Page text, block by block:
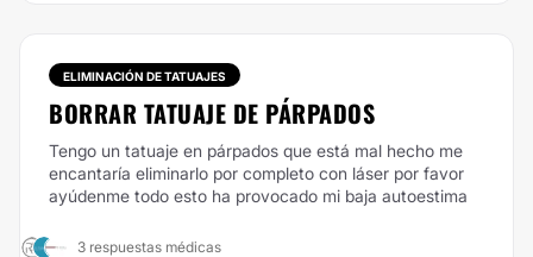
ELIMINACIÓN DE TATUAJES
BORRAR TATUAJE DE PÁRPADOS
Tengo un tatuaje en párpados que está mal hecho me
encantaría eliminarlo por completo con láser por favor
ayúdenme todo esto ha provocado mi baja autoestima
3 respuestas médicas